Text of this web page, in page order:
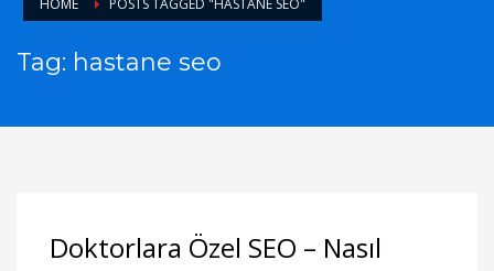
Tag: hastane seo
Doktorlara Özel SEO – Nasıl